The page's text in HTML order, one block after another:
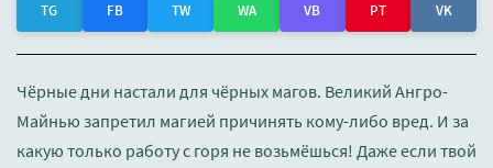
TG FB TW WA VB PT VK
Чёрные дни настали для чёрных магов. Великий Ангро-
Майнью запретил магией причинять кому-либо вред. И за
какую только работу с горя не возьмёшься! Даже если твой